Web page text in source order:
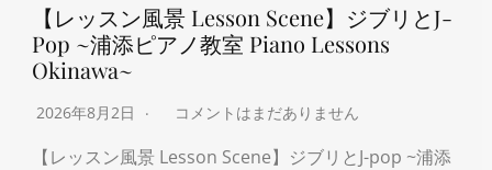
【レッスン風景 Lesson Scene】ジブリとJ-
Pop ~浦添ピアノ教室 Piano Lessons
Okinawa~
2026年8月2日 コメントはまだありません
【レッスン風景 Lesson Scene】ジブリとJ-pop ~浦添